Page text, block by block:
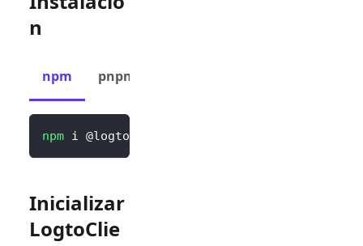
n
npm pnpm
npm i @logto/vue
Inicializar
LogtoClie